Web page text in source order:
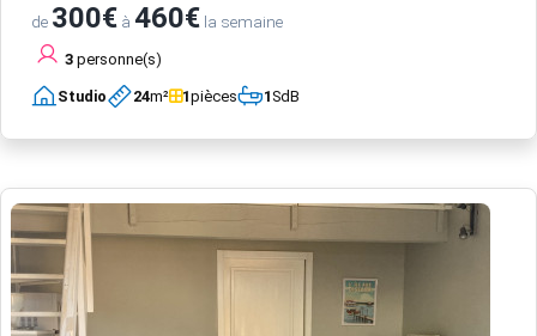
de 300€ à 460€ la semaine
3 personne(s)
Studio 24m² 1pièces 1SdB